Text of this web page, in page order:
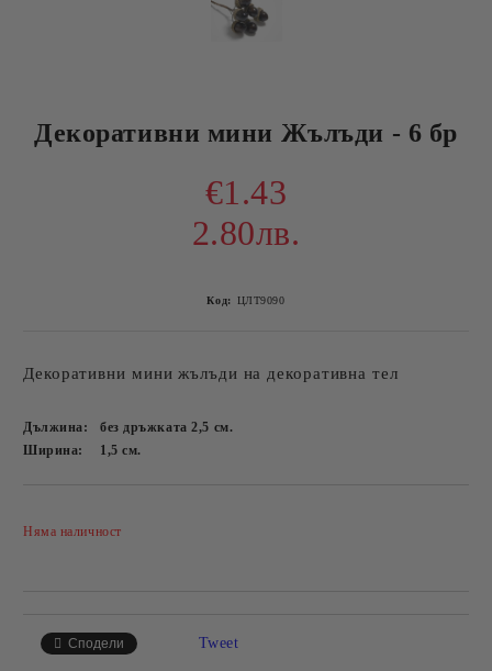
Декоративни мини Жълъди - 6 бр
€1.43
2.80лв.
Код: ЦЛТ9090
Декоративни мини жълъди на декоративна тел
Дължина: без дръжката 2,5 см.
Ширина:
1,5см.
Няма наличност
Сподели Tweet